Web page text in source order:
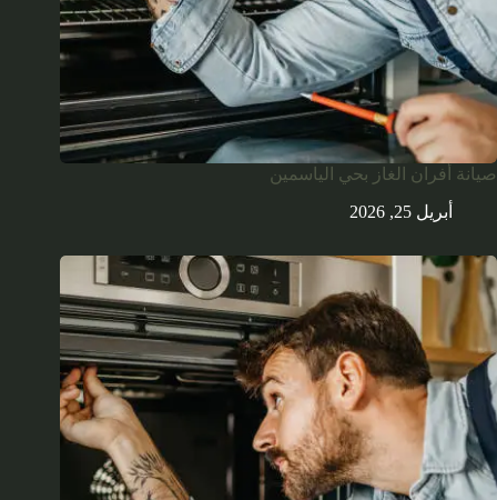
صيانة أفران الغاز بحي الياسمين
أبريل 25, 2026